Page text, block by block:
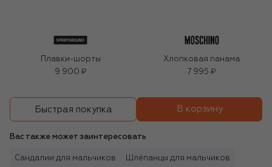
Плавки-шорты
9 900 ₽
Хлопковая панама
7 995 ₽
Быстрая покупка В корзину
Вас также может заинтересовать
Сандалии для мальчиков Шлёпанцы для мальчиков